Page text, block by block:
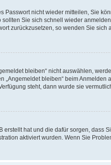
Passwort nicht wieder mitteilen, Sie
Sie sich schnell wieder anmelden
zurückzusetzen, so wenden Sie sich
bleiben“ nicht auswählen,
„Angemeldet bleiben“ beim
steht, dann wurde sie
erstellt hat und die dafür sorgen,
aktiviert wurden. Wenn Sie